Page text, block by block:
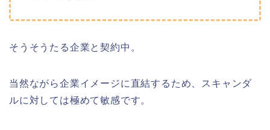
そうそうたる企業と契約中。
当然ながら企業イメージに直結するため、スキャンダ
ルに対しては極めて敏感です。